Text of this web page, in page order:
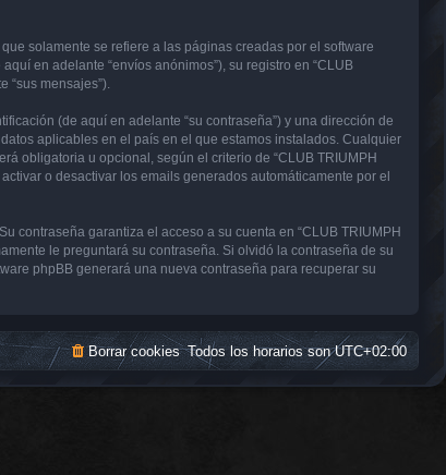
solamente se refiere a las páginas creadas por el software
en adelante “envíos anónimos”), su registro en “CLUB
mensajes”).
(de aquí en adelante “su contraseña”) y una dirección de
aplicables en el país en el que estamos instalados. Cualquier
obligatoria u opcional, según el criterio de “CLUB TRIUMPH
o desactivar los emails generados automáticamente por el
contraseña garantiza el acceso a su cuenta en “CLUB TRIUMPH
le preguntará su contraseña. Si olvidó la contraseña de su
phpBB generará una nueva contraseña para recuperar su
Todos los horarios sonUTC+02:00
Borrar cookies